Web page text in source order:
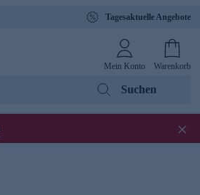
Tagesaktuelle Angebote
Mein Konto Warenkorb
Suchen